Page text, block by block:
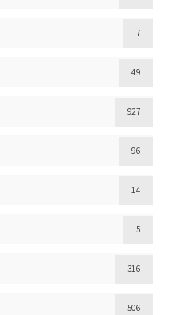
7
49
927
96
14
5
316
506